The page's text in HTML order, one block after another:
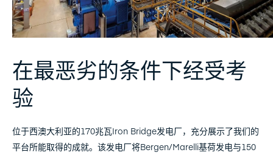
在最恶劣的条件下经受考
验
位于西澳大利亚的170兆瓦Iron Bridge发电厂，充分展示了我们的
平台所能取得的成就。该发电厂将Bergen/Marelli基荷发电与150